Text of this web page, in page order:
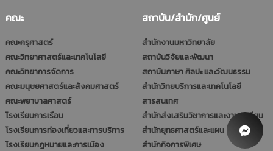
คณะ
คณะครุศาสตร์
คณะวิทยาศาสตร์และเทคโนโลยี
คณะวิทยาการจัดการ
คณะมนุษยศาสตร์และสังคมศาสตร์
คณะพยาบาลศาสตร์
โรงเรียนการเรือน
โรงเรียนการท่องเที่ยวและการบริการ
โรงเรียนกฎหมายและการเมือง
สถาบัน/สำนัก/ศูนย์
สำนักงานมหาวิทยาลัย
สถาบันวิจัยและพัฒนา
สถาบันภาษา ศิลปะ และวัฒนธรรม
สำนักวิทยบริการและเทคโนโลยี
สารสนเทศ
สำนักส่งเสริมวิชาการและงานทะเบียน
สำนักยุทธศาสตร์และแผน
สำนักกิจการพิเศษ